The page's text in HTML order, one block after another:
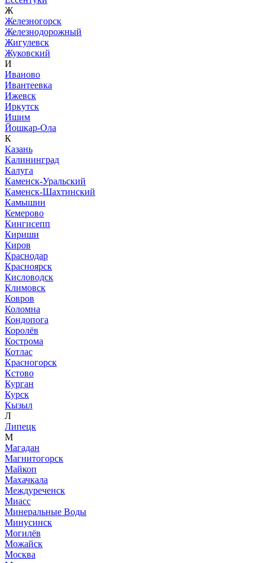
Ж
Железногорск
Железнодорожный
Жигулевск
Жуковский
И
Иваново
Ивантеевка
Ижевск
Иркутск
Ишим
Йошкар-Ола
К
Казань
Калининград
Калуга
Каменск-Уральский
Каменск-Шахтинский
Камышин
Кемерово
Кингисепп
Кириши
Киров
Краснодар
Красноярск
Кисловодск
Климовск
Ковров
Коломна
Кондопога
Королёв
Кострома
Котлас
Красногорск
Кстово
Курган
Курск
Кызыл
Л
Липецк
М
Магадан
Магнитогорск
Майкоп
Махачкала
Междуреченск
Миасс
Минеральные Воды
Минусинск
Могилёв
Можайск
Москва